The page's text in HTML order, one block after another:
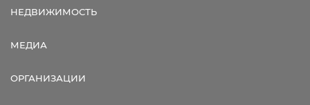
НЕДВИЖИМОСТЬ
МЕДИА
ОРГАНИЗАЦИИ